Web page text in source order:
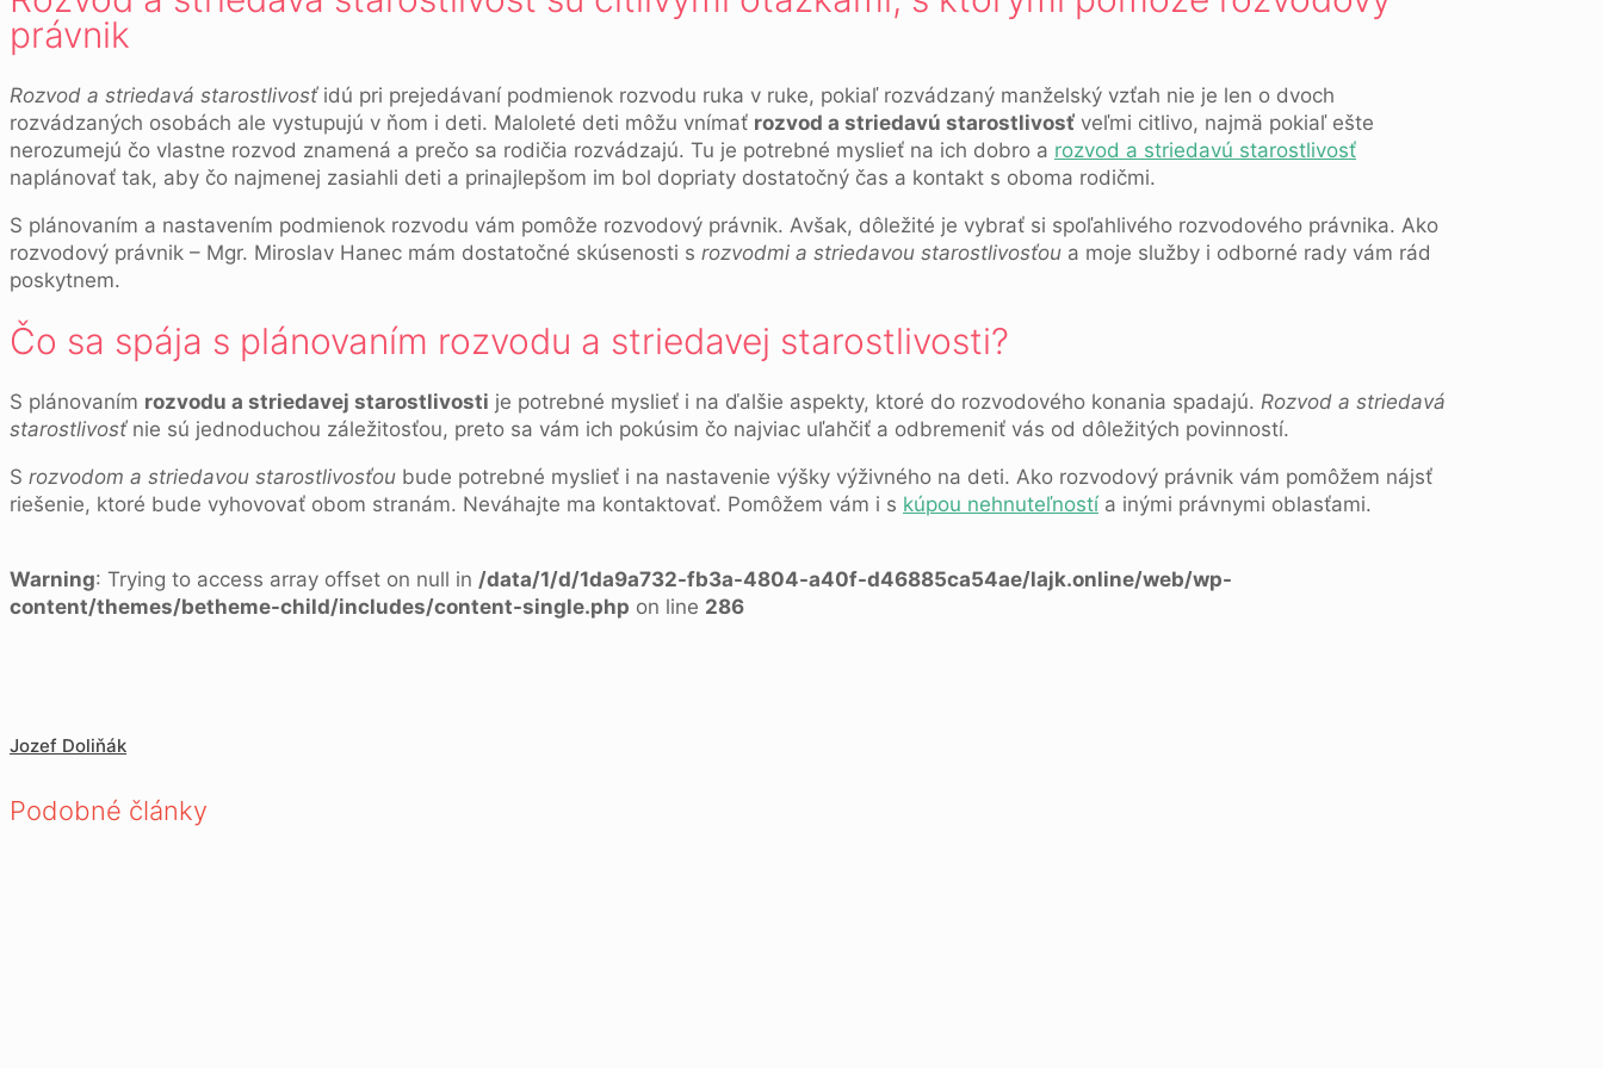
právnik
Rozvod a striedavá starostlivosťidú pri prejedávaní podmienok rozvodu ruka v ruke, pokiaľ rozvádzaný manželský vzťah nie je len o dvoch
rozvádzaných osobách ale vystupujú v ňom i deti. Maloleté deti môžu vnímať rozvod a striedavú starostlivosť veľmi citlivo, najmä pokiaľ ešte
nerozumejú čo vlastne rozvod znamená a prečo sa rodičia rozvádzajú. Tu je potrebné myslieť na ich dobro a rozvod a striedavú starostlivosť
naplánovať tak, aby čo najmenej zasiahli deti a prinajlepšom im bol dopriaty dostatočný čas a kontakt s oboma rodičmi.
S plánovaním a nastavením podmienok rozvodu vám pomôže rozvodový právnik. Avšak, dôležité je vybrať si spoľahlivého rozvodového právnika. Ako
rozvodový právnik – Mgr. Miroslav Hanec mám dostatočné skúsenosti s rozvodmi a striedavou starostlivosťou a moje služby i odborné rady vám rád
poskytnem.
Čo sa spája s plánovaním rozvodu a striedavej starostlivosti?
S plánovaním rozvodu a striedavej starostlivosti je potrebné myslieť i na ďalšie aspekty, ktoré do rozvodového konania spadajú. Rozvod a striedavá
starostlivosťnie sú jednoduchou záležitosťou, preto sa vám ich pokúsim čo najviac uľahčiť a odbremeniť vás od dôležitých povinností.
S rozvodom a striedavou starostlivosťou bude potrebné myslieť i na nastavenie výšky výživného na deti. Ako rozvodový právnik vám pomôžem nájsť
riešenie, ktoré bude vyhovovať obom stranám. Neváhajte ma kontaktovať. Pomôžem vám i s kúpou nehnuteľností a inými právnymi oblasťami.
Warning: Trying to access array offset on null in /data/1/d/1da9a732-fb3a-4804-a40f-d46885ca54ae/lajk.online/web/wp-
content/themes/betheme-child/includes/content-single.php on line 286
Jozef Doliňák
Podobné články